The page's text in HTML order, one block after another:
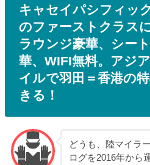
キャセイパシフィッ
のファーストクラス
ラウンジ豪華、シー
華、WIFI無料。アジ
イルで羽田＝香港の
きる！
どうも、陸マイラ
ログを2016年から